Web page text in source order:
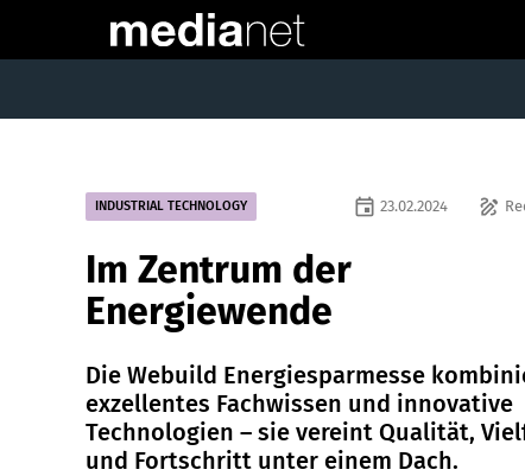
INDUSTRIAL TECHNOLOGY draw
event 23.02.2024
Im Zentrum der
Energiewende
Die Webuild Energiesparmesse
exzellentes Fachwissen und innovative
Technologien – sie vereint Qualität,
und Fortschritt unter einem Dach.